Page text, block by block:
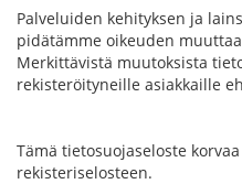
Palveluiden kehityksen ja
pidätämme oikeuden
Merkittävistä muutoksista
rekisteröityneille asiakkaille
Tämä tietosuojaseloste
rekisteriselosteen.